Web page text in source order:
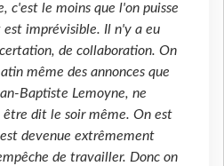
c'est le moins que l'on puisse
imprévisible. Il n'y a eu
de collaboration. On
même des annonces que
Baptiste Lemoyne, ne
dit le soir même. On est
devenue extrêmement
de travailler. Donc on